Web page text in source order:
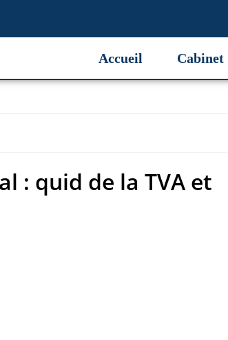
Accueil Cabinet
: quid de la TVA et
: quid de la TVA et